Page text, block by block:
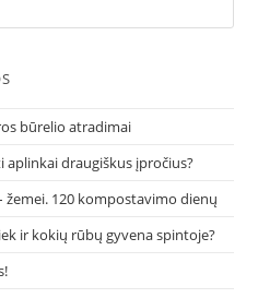
būrelio atradimai
aplinkai draugiškus įpročius?
žemei. 120 kompostavimo dienų
ir kokių rūbų gyvena spintoje?